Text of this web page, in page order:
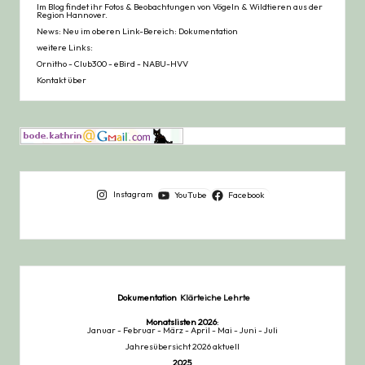
Im Blog findet ihr Fotos & Beobachtungen von Vögeln & Wildtieren aus der
Region Hannover.
News: Neu im oberen Link-Bereich: Dokumentation
weitere Links:
Ornitho-Club300-eBird - NABU-HVV
Kontakt über
Instagram YouTube Facebook
Dokumentation Klärteiche Lehrte
Monatslisten2026:
Januar- Februar- März-April - Mai -Juni -Juli
Jahresübersicht 2026 aktuell
2025